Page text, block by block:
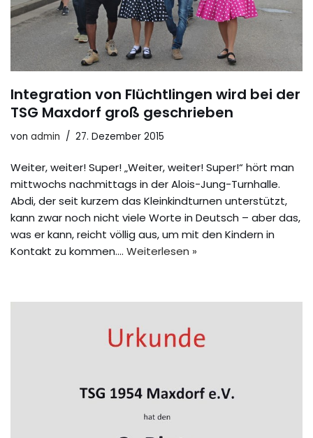
Integration von Flüchtlingen wird bei der
TSG Maxdorf groß geschrieben
von admin 27. Dezember 2015
Weiter, weiter! Super! „Weiter, weiter! Super!“ hört man
mittwochs nachmittags in der Alois-Jung-Turnhalle.
Abdi, der seit kurzem das Kleinkindturnen unterstützt,
kann zwar noch nicht viele Worte in Deutsch – aber das,
was er kann, reicht völlig aus, um mit den Kindern in
Kontakt zu kommen.… Weiterlesen »